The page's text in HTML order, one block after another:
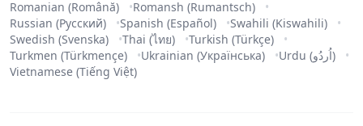
Romanian (Română)
Romansh (Rumantsch)
Russian (Русский)
Spanish (Español)
Swahili (Kiswahili)
Swedish (Svenska)
Thai (ไทย)
Turkish (Türkçe)
Turkmen (Türkmençe)
Ukrainian (Українська)
Urdu (اُردُو)
Vietnamese (Tiếng Việt)